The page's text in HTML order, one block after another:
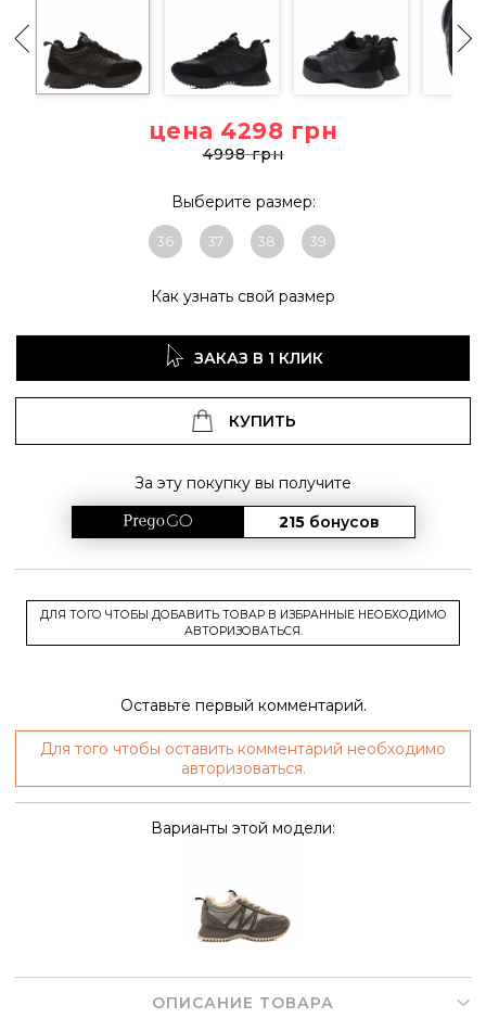
цена 4298 грн
4998 грн
Выберите размер:
36 37 38 39
Как узнать свой размер
ЗАКАЗ В 1 КЛИК
КУПИТЬ
За эту покупку вы получите
215 бонусов
ДЛЯ ТОГО ЧТОБЫ ДОБАВИТЬ ТОВАР В ИЗБРАННЫЕ НЕОБХОДИМО
АВТОРИЗОВАТЬСЯ.
Оставьте первый комментарий.
Для того чтобы оставить комментарий необходимо
авторизоваться.
Варианты этой модели:
ОПИСАНИЕ ТОВАРА